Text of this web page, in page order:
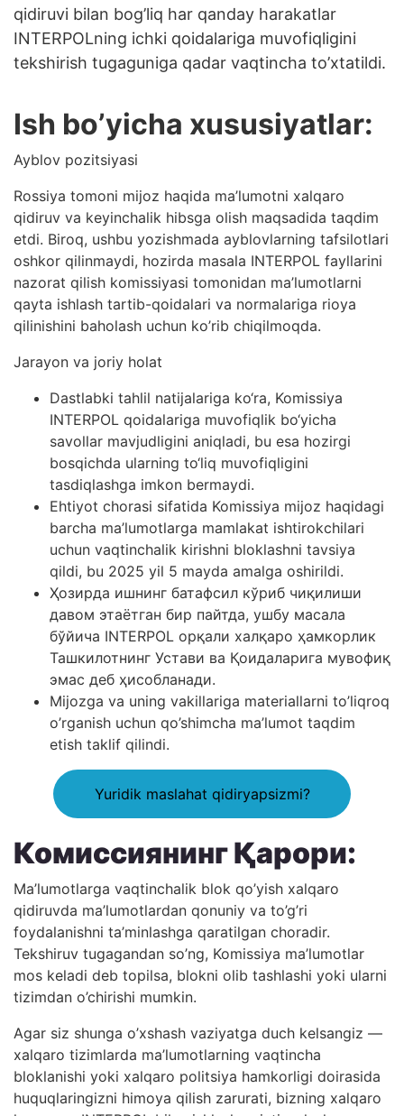
qidiruvi bilan bog’liq har qanday harakatlar
INTERPOLning ichki qoidalariga muvofiqligini
tekshirish tugaguniga qadar vaqtincha to’xtatildi.
Ish bo’yicha xususiyatlar:
Ayblov pozitsiyasi
Rossiya tomoni mijoz haqida ma’lumotni xalqaro
qidiruv va keyinchalik hibsga olish maqsadida taqdim
etdi. Biroq, ushbu yozishmada ayblovlarning tafsilotlari
oshkor qilinmaydi, hozirda masala INTERPOL fayllarini
nazorat qilish komissiyasi tomonidan ma’lumotlarni
qayta ishlash tartib-qoidalari va normalariga rioya
qilinishini baholash uchun ko’rib chiqilmoqda.
Jarayon va joriy holat
Dastlabki tahlil natijalariga ko‘ra, Komissiya
INTERPOL qoidalariga muvofiqlik bo‘yicha
savollar mavjudligini aniqladi, bu esa hozirgi
bosqichda ularning to‘liq muvofiqligini
tasdiqlashga imkon bermaydi.
Ehtiyot chorasi sifatida Komissiya mijoz haqidagi
barcha ma’lumotlarga mamlakat ishtirokchilari
uchun vaqtinchalik kirishni bloklashni tavsiya
qildi, bu 2025 yil 5 mayda amalga oshirildi.
Ҳозирда ишнинг батафсил кўриб чиқилиши
давом этаётган бир пайтда, ушбу масала
бўйича INTERPOL орқали халқаро ҳамкорлик
Ташкилотнинг Устави ва Қоидаларига мувофиқ
эмас деб ҳисобланади.
Mijozga va uning vakillariga materiallarni to’liqroq
o’rganish uchun qo’shimcha ma’lumot taqdim
etish taklif qilindi.
Yuridik maslahat qidiryapsizmi?
Комиссиянинг Қарори:
Ma’lumotlarga vaqtinchalik blok qo’yish xalqaro
qidiruvda ma’lumotlardan qonuniy va to’g’ri
foydalanishni ta’minlashga qaratilgan choradir.
Tekshiruv tugagandan so’ng, Komissiya ma’lumotlar
mos keladi deb topilsa, blokni olib tashlashi yoki ularni
tizimdan o’chirishi mumkin.
Agar siz shunga o’xshash vaziyatga duch kelsangiz —
xalqaro tizimlarda ma’lumotlarning vaqtincha
bloklanishi yoki xalqaro politsiya hamkorligi doirasida
huquqlaringizni himoya qilish zarurati, bizning xalqaro